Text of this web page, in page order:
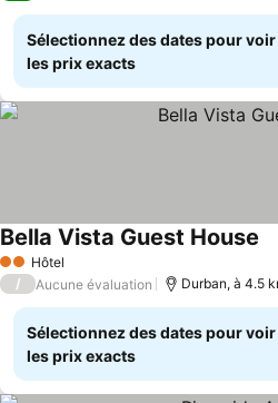
Sélectionnez des dates pour voir
les prix exacts
2 Étoiles
Hôtel
Bella Vista Guest House
/ Aucune évaluation Durban, à 4.5
Sélectionnez des dates pour voir
les prix exacts